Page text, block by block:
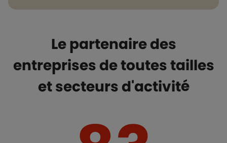
Le partenaire des
entreprises de toutes tailles
et secteurs d'activité